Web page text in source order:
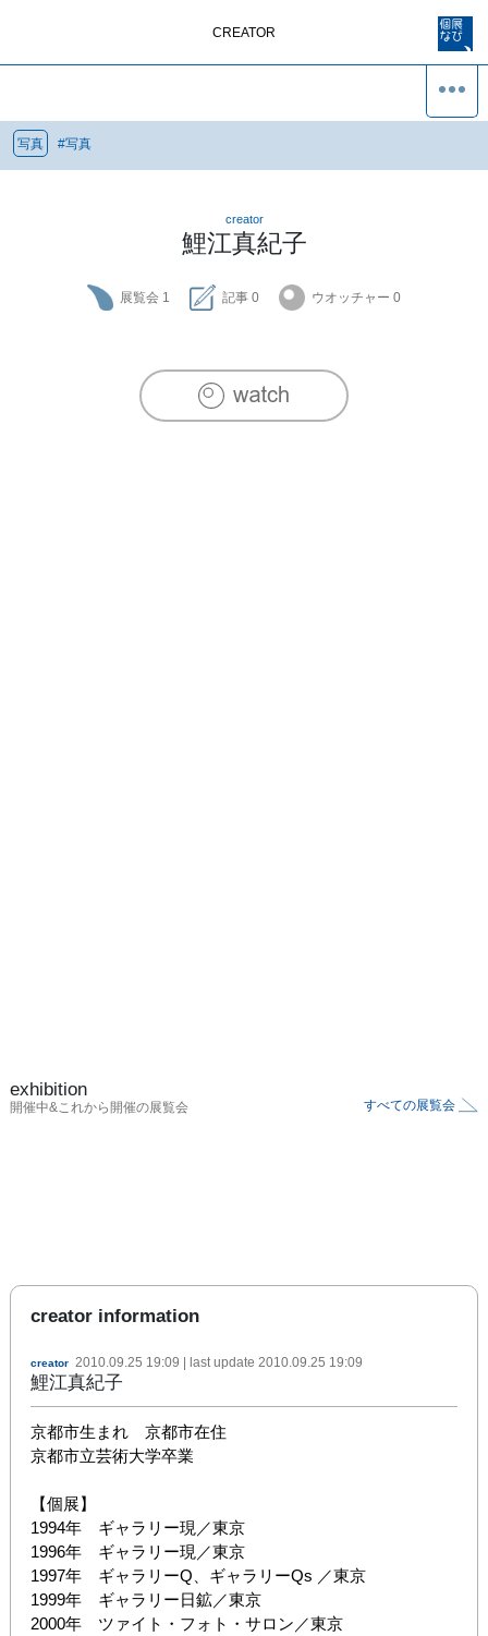
CREATOR
写真 #写真
creator
鯉江真紀子
展覧会 1 記事 0 ウオッチャー 0
exhibition
開催中&これから開催の展覧会 すべての展覧会
creator information
creator 2010.09.25 19:09 | last update 2010.09.25 19:09
鯉江真紀子
京都市生まれ　京都市在住
京都市立芸術大学卒業
【個展】
1994年　ギャラリー現／東京
1996年　ギャラリー現／東京
1997年　ギャラリーQ、ギャラリーQs ／東京
1999年　ギャラリー日鉱／東京
2000年　ツァイト・フォト・サロン／東京